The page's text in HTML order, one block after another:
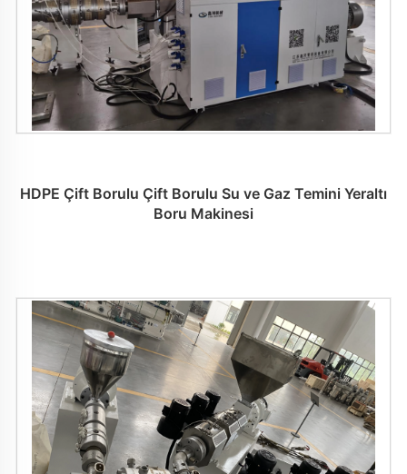
HDPE Çift Borulu Çift Borulu Su ve Gaz Temini Yeraltı
Boru Makinesi